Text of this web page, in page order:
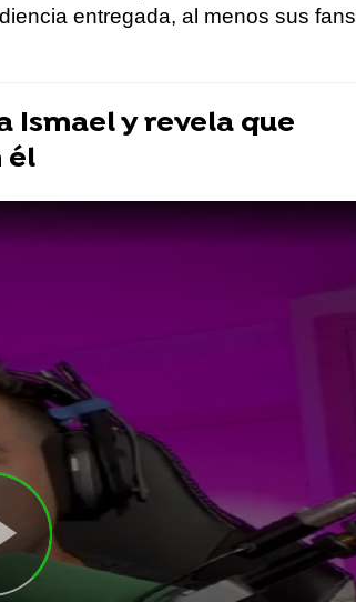
entregada, al menos sus fans
Ismael y revela que
él